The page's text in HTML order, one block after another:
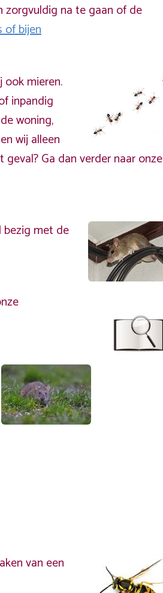
zorgvuldig na te gaan of de
of bijen
mieren.
inpandig
woning,
wij alleen
Ga dan verder naar onze
bezig met de
van een